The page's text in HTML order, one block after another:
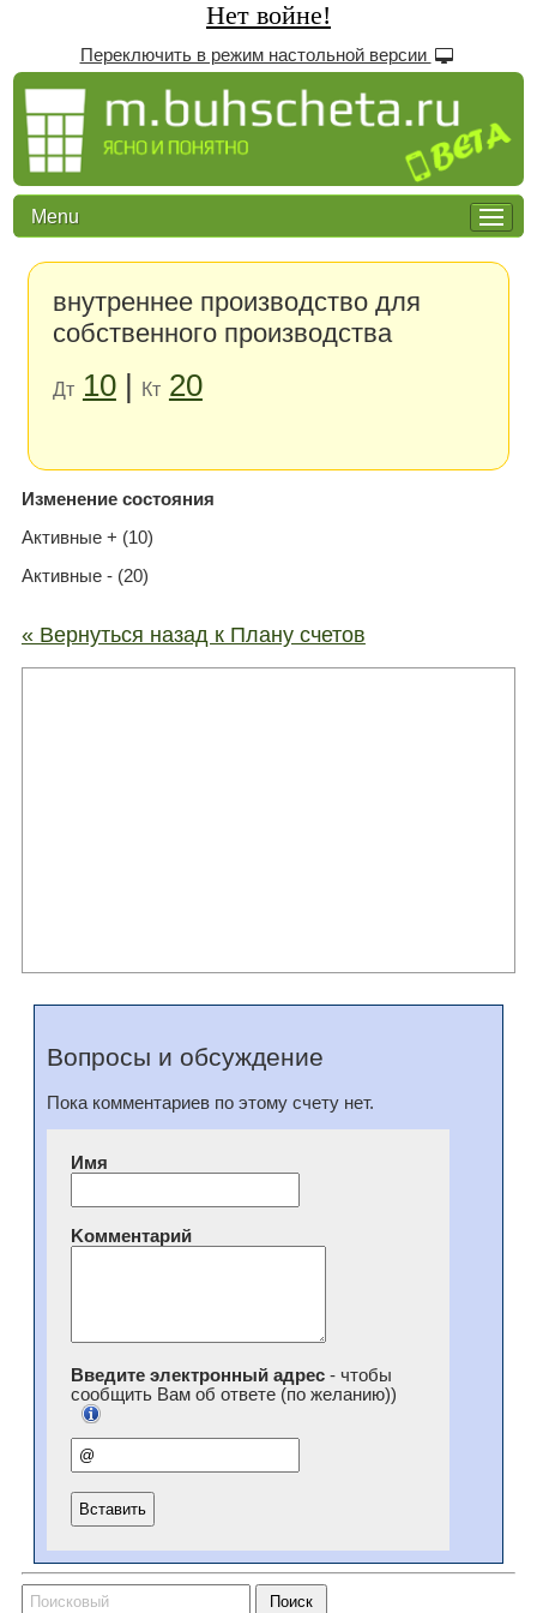
Нет войне!
Переключить в режим настольной версии
Menu
внутреннее производство для
собственного производства
Дт 10| Кт 20
Изменение состояния
Активные + (10)
Активные - (20)
« Вернуться назад к Плану счетов
Вопросы и обсуждение
Пока комментариев по этому счету нет.
Имя
Kомментарий
Введите электронный адрес- чтобы
сообщить Вам об ответе (по желанию))